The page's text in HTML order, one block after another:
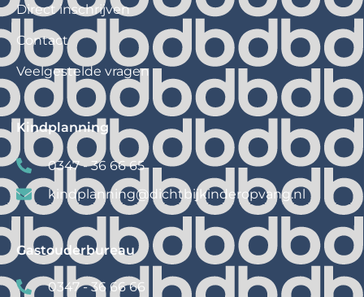
Direct inschrijven
Contact
Veelgestelde vragen
Kindplanning
0347 - 36 66 65
kindplanning@dichtbijkinderopvang.nl
Gastouderbureau
0347 - 36 66 66